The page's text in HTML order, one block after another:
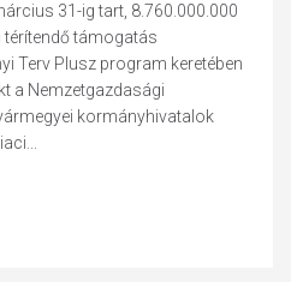
31-ig tart, 8.760.000.000
támogatás
Terv Plusz program keretében
a Nemzetgazdasági
kormányhivatalok